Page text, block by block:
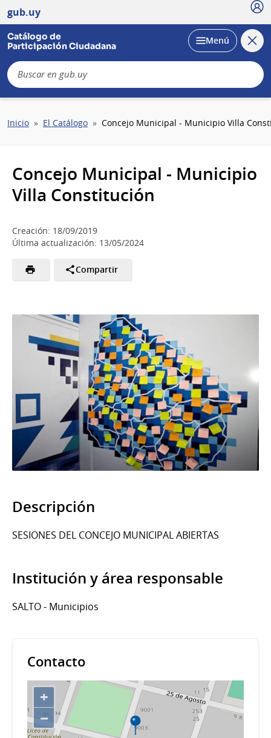
gub.uy
Catálogo de
Participación Ciudadana
Desplegar
Menú
Sobrescribir
navegación
Inicio El Catálogo Concejo Municipal - Municipio Villa
Concejo Municipal - Municipio
Villa Constitución
Creación: 18/09/2019
Última actualización: 13/05/2024
Compartir
Descripción
SESIONES DEL CONCEJO MUNICIPAL ABIERTAS
Institución y área responsable
SALTO - Municipios
Contacto
+
−